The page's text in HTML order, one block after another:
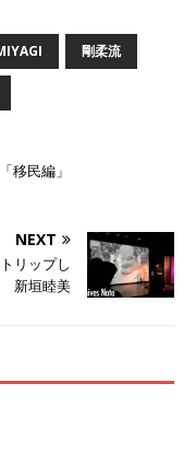
剛柔流
移民編」
NEXT
リップし
新垣睦美